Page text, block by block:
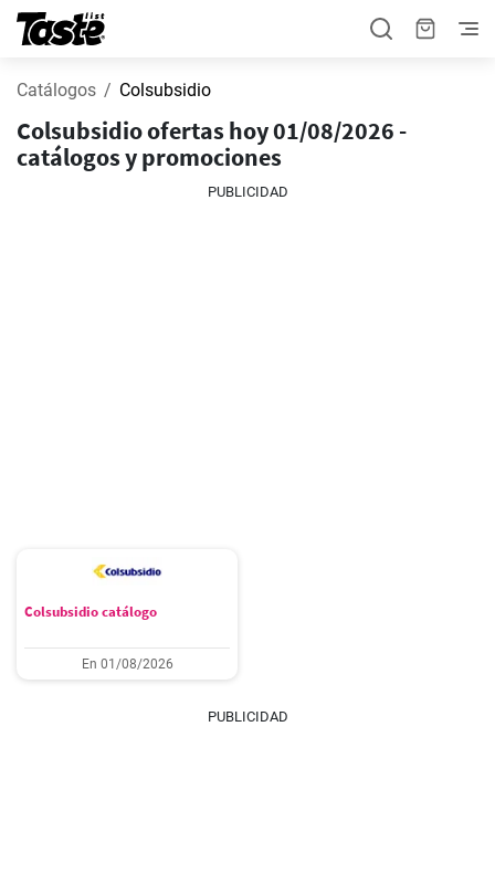
Catálogos Colsubsidio
Colsubsidio ofertas hoy 01/08/2026 -
catálogos y promociones
PUBLICIDAD
Colsubsidio catálogo
En 01/08/2026
PUBLICIDAD